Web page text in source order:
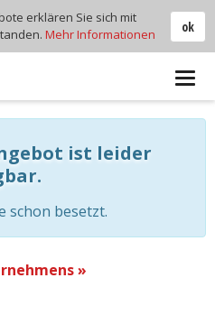
ist leider
schon besetzt.
»
ok
erklären Sie sich mit
Mehr Informationen